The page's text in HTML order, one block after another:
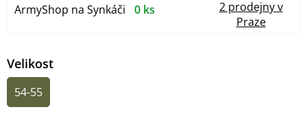
Velikost
54-55
ArmyShop na Synkáči
0 ks
2 prodejny v
Praze